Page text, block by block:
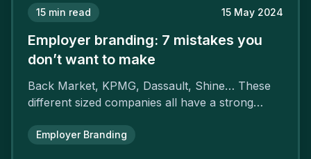
15 min read 15 May 2024
Employer branding: 7 mistakes you
don’t want to make
Back Market, KPMG, Dassault, Shine… These
different sized companies all have a strong
attractiveness and loyalty and makes their
Employer Branding